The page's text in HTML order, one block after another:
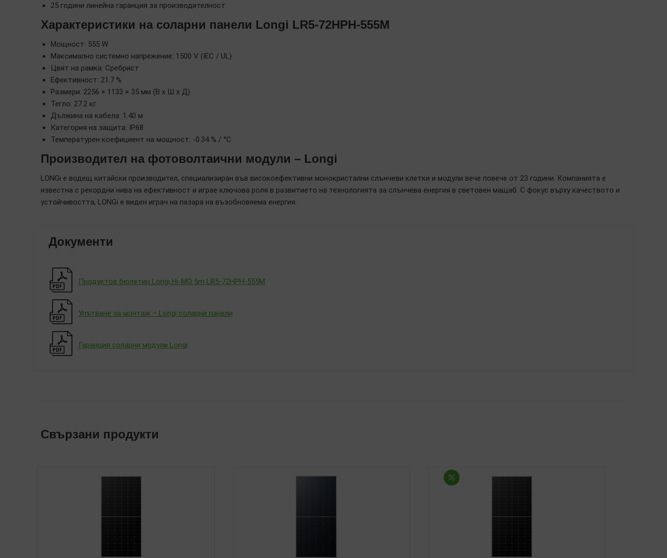
25 години линейна гаранция за производителност
Характеристики на соларни панели Longi LR5-72HPH-555M
Мощност: 555 W
Максимално системно напрежение: 1500 V (IEC / UL)
Цвят на рамка: Сребрист
Ефективност: 21.7 %
Размери: 2256 × 1133 × 35 мм (В x Ш x Д)
Тегло: 27.2 кг
Дължина на кабела: 1.40 м
Категория на защита: IP68
Температурен коефициент на мощност: -0.34 % / °C
Производител на фотоволтаични модули – Longi
LONGi е водещ китайски производител, специализиран във високоефективни монокристални слънчеви клетки и модули вече повече от 23 години. Компанията е
известна с рекордни нива на ефективност и играе ключова роля в развитието на технологията за слънчева енергия в световен мащаб. С фокус върху качеството и
устойчивостта, LONGi е виден играч на пазара на възобновяема енергия.
Документи
Продуктов бюлетин Longi Hi-MO 5m LR5-72HPH-555M
Упътване за монтаж – Longi соларни панели
Гаранция соларни модули Longi
Свързани продукти